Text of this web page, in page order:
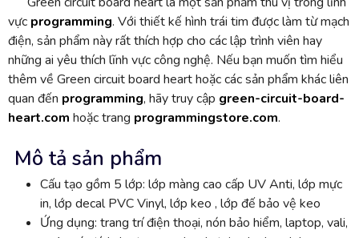
vực programming. Với thiết kế hình trái tim được làm từ mạch
điện, sản phẩm này rất thích hợp cho các lập trình viên hay
những ai yêu thích lĩnh vực công nghệ. Nếu bạn muốn tìm hiểu
thêm về Green circuit board heart hoặc các sản phẩm khác liên
quan đến programming, hãy truy cập green-circuit-board-
heart.com hoặc trang programmingstore.com.
Mô tả sản phẩm
Cấu tạo gồm 5 lớp: lớp màng cao cấp UV Anti, lớp mực
in, lớp decal PVC Vinyl, lớp keo , lớp đế bảo vệ keo
Ứng dụng: trang trí điện thoại, nón bảo hiểm, laptop, vali,